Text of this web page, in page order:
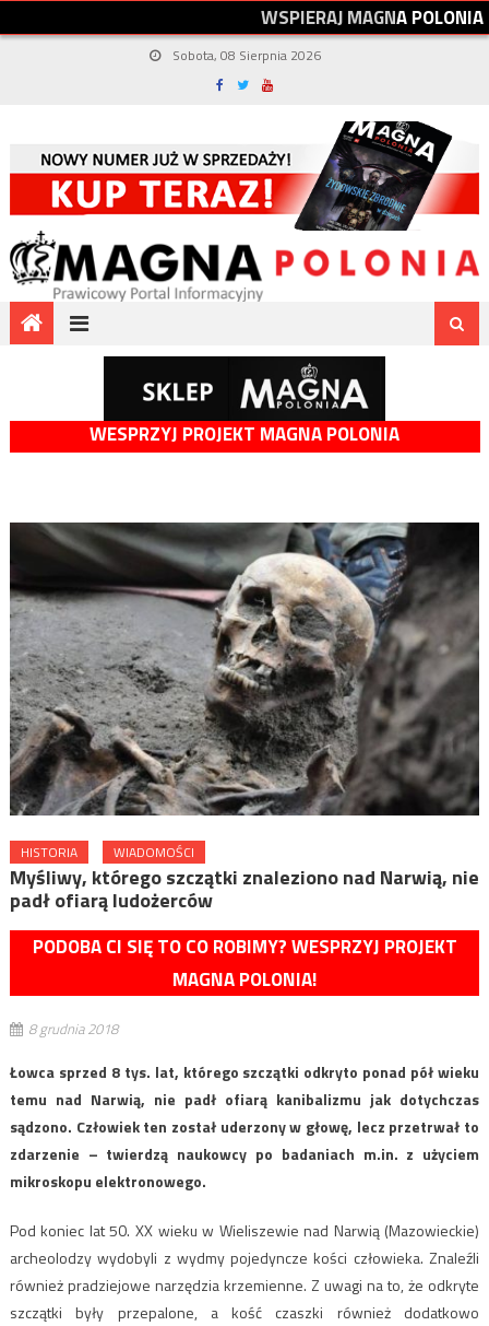
WSPIERAJMAGNAPOLONIA
Sobota, 08 Sierpnia 2026
WESPRZYJ PROJEKT MAGNA POLONIA
HISTORIA WIADOMOŚCI
Myśliwy, którego szczątki znaleziono nad Narwią, nie
padł ofiarą ludożerców
PODOBA CI SIĘ TO CO ROBIMY? WESPRZYJ PROJEKT
MAGNA POLONIA!
8 grudnia 2018
Łowca sprzed 8 tys. lat, którego szczątki odkryto ponad pół wieku
temu nad Narwią, nie padł ofiarą kanibalizmu jak dotychczas
sądzono. Człowiek ten został uderzony w głowę, lecz przetrwał to
zdarzenie – twierdzą naukowcy po badaniach m.in. z użyciem
mikroskopu elektronowego.
Pod koniec lat 50. XX wieku w Wieliszewie nad Narwią (Mazowieckie)
archeolodzy wydobyli z wydmy pojedyncze kości człowieka. Znaleźli
również pradziejowe narzędzia krzemienne. Z uwagi na to, że odkryte
szczątki były przepalone, a kość czaszki również dodatkowo